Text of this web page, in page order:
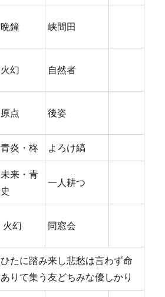
晩鐘 峡間田
火幻 自然者
原点 後姿
青炎・柊 よろけ縞
未来・青
史
一人耕つ
火幻 同窓会
ひたに踏み来し悲愁は言わず命
ありて集う友どちみな優しかり